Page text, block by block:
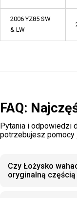
2006 YZ85 SW
& LW
FAQ:
Pytania i odpowiedzi
potrzebujesz pomocy
Czy Łożysko
oryginalną częścią